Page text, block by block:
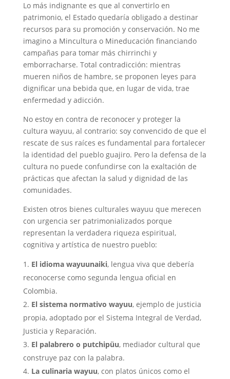
Lo más indignante es que al convertirlo en
patrimonio, el Estado quedaría obligado a destinar
recursos para su promoción y conservación. No me
imagino a Mincultura o Mineducación financiando
campañas para tomar más chirrinchi y
emborracharse. Total contradicción: mientras
mueren niños de hambre, se proponen leyes para
dignificar una bebida que, en lugar de vida, trae
enfermedad y adicción.
No estoy en contra de reconocer y proteger la
cultura wayuu, al contrario: soy convencido de que el
rescate de sus raíces es fundamental para fortalecer
la identidad del pueblo guajiro. Pero la defensa de la
cultura no puede confundirse con la exaltación de
prácticas que afectan la salud y dignidad de las
comunidades.
Existen otros bienes culturales wayuu que merecen
con urgencia ser patrimonializados porque
representan la verdadera riqueza espiritual,
cognitiva y artística de nuestro pueblo:
El idioma wayuunaiki, lengua viva que debería
reconocerse como segunda lengua oficial en
Colombia.
El sistema normativo wayuu, ejemplo de justicia
propia, adoptado por el Sistema Integral de Verdad,
Justicia y Reparación.
El palabrero o putchipüu, mediador cultural que
construye paz con la palabra.
La culinaria wayuu, con platos únicos como el